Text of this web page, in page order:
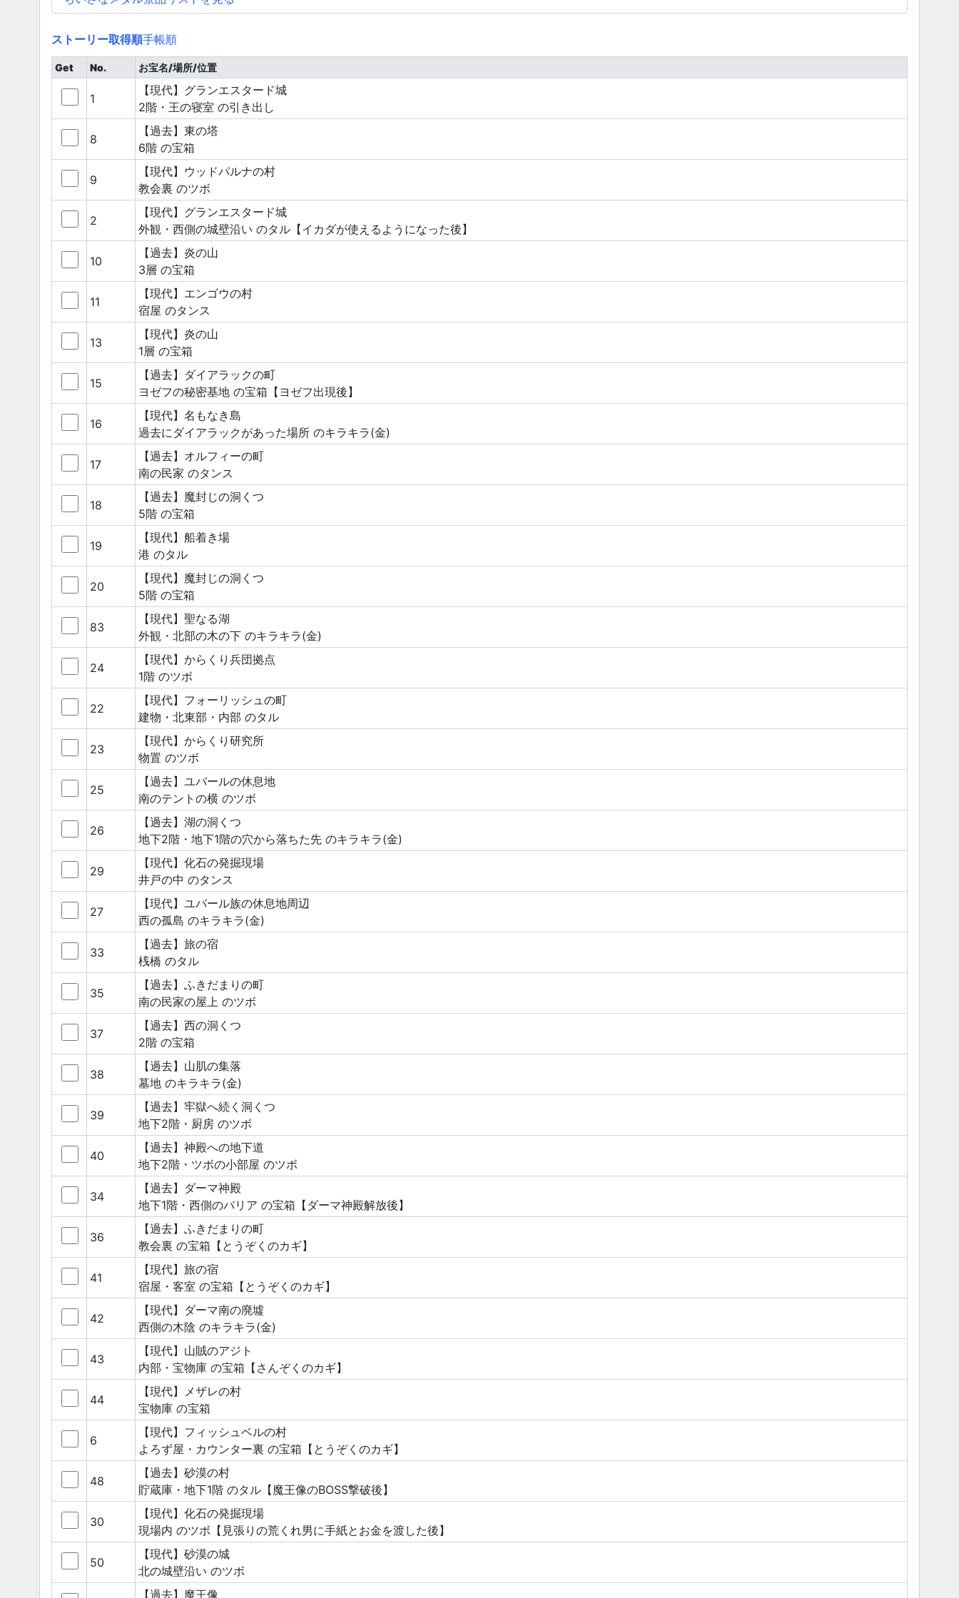
ストーリー取得順手帳順
Get No. お宝名/場所/位置
1
【現代】グランエスタード城
2階・王の寝室 の引き出し
8
【過去】東の塔
6階 の宝箱
9
【現代】ウッドパルナの村
教会裏 のツボ
2
【現代】グランエスタード城
外観・西側の城壁沿い のタル 【イカダが使えるようになった後】
10
【過去】炎の山
3層 の宝箱
11
【現代】エンゴウの村
宿屋 のタンス
13
【現代】炎の山
1層 の宝箱
15
【過去】ダイアラックの町
ヨゼフの秘密基地 の宝箱 【ヨゼフ出現後】
16
【現代】名もなき島
過去にダイアラックがあった場所 のキラキラ(金)
17
【過去】オルフィーの町
南の民家 のタンス
18
【過去】魔封じの洞くつ
5階 の宝箱
19
【現代】船着き場
港 のタル
20
【現代】魔封じの洞くつ
5階 の宝箱
83
【現代】聖なる湖
外観・北部の木の下 のキラキラ(金)
24
【現代】からくり兵団拠点
1階 のツボ
22
【現代】フォーリッシュの町
建物・北東部・内部 のタル
23
【現代】からくり研究所
物置 のツボ
25
【過去】ユバールの休息地
南のテントの横 のツボ
26
【過去】湖の洞くつ
地下2階・地下1階の穴から落ちた先 のキラキラ(金)
29
【現代】化石の発掘現場
井戸の中 のタンス
27
【現代】ユバール族の休息地周辺
西の孤島 のキラキラ(金)
33
【過去】旅の宿
桟橋 のタル
35
【過去】ふきだまりの町
南の民家の屋上 のツボ
37
【過去】西の洞くつ
2階 の宝箱
38
【過去】山肌の集落
墓地 のキラキラ(金)
39
【過去】牢獄へ続く洞くつ
地下2階・厨房 のツボ
40
【過去】神殿への地下道
地下2階・ツボの小部屋 のツボ
34
【過去】ダーマ神殿
地下1階・西側のバリア の宝箱 【ダーマ神殿解放後】
36
【過去】ふきだまりの町
教会裏 の宝箱 【とうぞくのカギ】
41
【現代】旅の宿
宿屋・客室 の宝箱 【とうぞくのカギ】
42
【現代】ダーマ南の廃墟
西側の木陰 のキラキラ(金)
43
【現代】山賊のアジト
内部・宝物庫 の宝箱 【さんぞくのカギ】
44
【現代】メザレの村
宝物庫 の宝箱
6
【現代】フィッシュベルの村
よろず屋・カウンター裏 の宝箱 【とうぞくのカギ】
48
【過去】砂漠の村
貯蔵庫・地下1階 のタル 【魔王像のBOSS撃破後】
30
【現代】化石の発掘現場
現場内 のツボ 【見張りの荒くれ男に手紙とお金を渡した後】
50
【現代】砂漠の城
北の城壁沿い のツボ
【過去】魔王像